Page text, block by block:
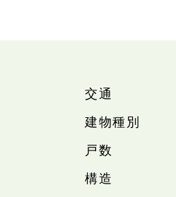
交通
建物種別
戸数
構造